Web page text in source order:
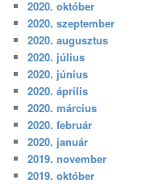
2020. október
2020. szeptember
2020. augusztus
2020. július
2020. június
2020. április
2020. március
2020. február
2020. január
2019. november
2019. október